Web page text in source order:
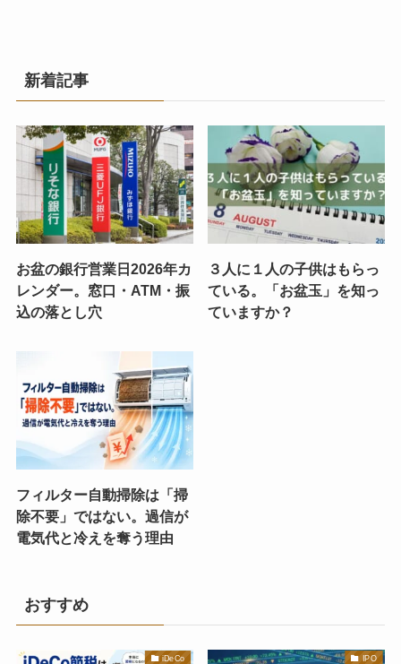
新着記事
お盆の銀行営業日2026年カ
レンダー。窓口・ATM・振
込の落とし穴
３人に１人の子供はもらっ
ている。「お盆玉」を知っ
ていますか？
フィルター自動掃除は「掃
除不要」ではない。過信が
電気代と冷えを奪う理由
おすすめ
iDeCo IPO